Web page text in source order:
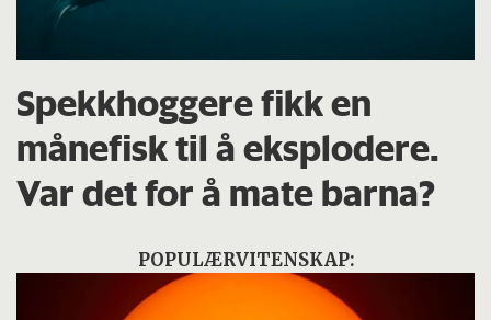
Spekkhoggere fikk en
månefisk til å eksplodere.
Var det for å mate barna?
POPULÆRVITENSKAP: